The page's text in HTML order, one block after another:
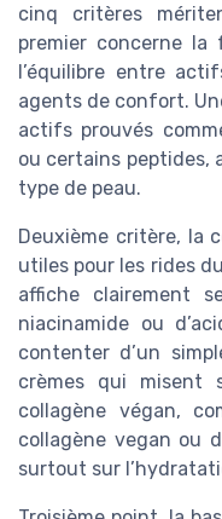
cinq critères
premier concerne la
l’équilibre entre
agents de confort.
actifs prouvés
ou certains peptides,
type de peau.
Deuxième critère, la
utiles pour les rides
affiche clairement
niacinamide ou
contenter d’un
crèmes qui misent
collagène végan,
collagène vegan ou
surtout sur